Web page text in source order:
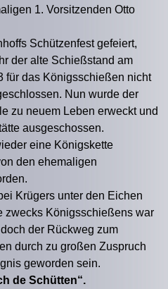
1. Vorsitzenden Otto
Schützenfest gefeiert,
der alte Schießstand am
für das Königsschießen nicht
Nun wurde der
zu neuem Leben erweckt und
ausgeschossen.
eine Königskette
den ehemaligen
Krügers unter den Eichen
zwecks Königsschießens war
der Rückweg zum
durch zu großen Zuspruch
geworden sein.
de Schütten“.